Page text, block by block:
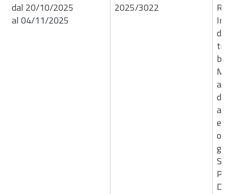
dal 20/10/2025
al 04/11/2025
2025/3022
di
a
e